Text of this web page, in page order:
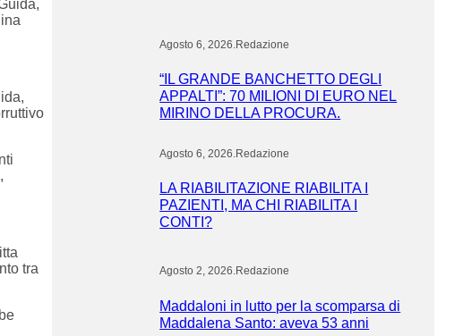
tra
Agosto 6, 2026 Redazione
“IL GRANDE BANCHETTO DEGLI
APPALTI”: 70 MILIONI DI EURO NEL
MIRINO DELLA PROCURA.
Agosto 6, 2026 Redazione
LA RIABILITAZIONE RIABILITA I
PAZIENTI, MA CHI RIABILITA I
CONTI?
Agosto 2, 2026.Redazione
Maddaloni in lutto per la scomparsa di
Maddalena Santo: aveva 53 anni